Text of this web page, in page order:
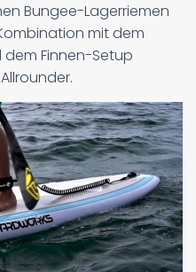
Bungee-Lagerriemen
mit dem
Finnen-Setup